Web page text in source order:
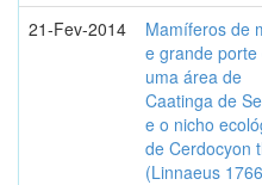
21-Fev-2014
Mamíferos de
e grande porte
uma área de
Caatinga de
e o nicho
de Cerdocyon
(Linnaeus